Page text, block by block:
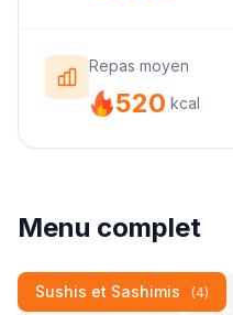
Repas moyen
520 kcal
Menu complet
Sushis et Sashimis (4)